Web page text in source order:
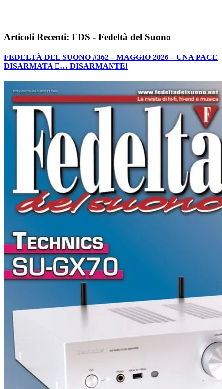
Articoli Recenti: FDS - Fedeltà del Suono
FEDELTÀ DEL SUONO #362 – MAGGIO 2026 – UNA PACE
DISARMATA E… DISARMANTE!